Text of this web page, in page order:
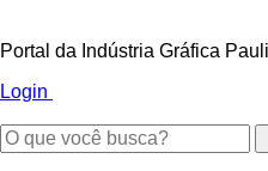
Portal da Indústria Gráfica
Login